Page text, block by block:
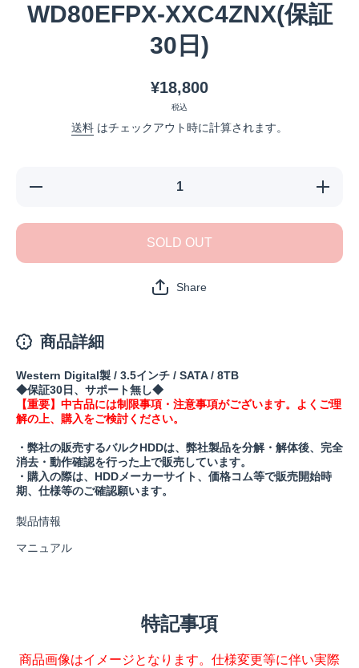
WD80EFPX-XXC4ZNX(保証
30日)
¥18,800
税込
送料 はチェックアウト時に計算されます。
【中古・検
XXC4ZNX(保
【中古
量を増
SOLD OUT
Share
商品詳細
Western Digital製 / 3.5インチ / SATA / 8TB
◆保証30日、サポート無し◆
【重要】中古品には制限事項・注意事項がございます。よくご理
解の上、購入をご検討ください。
・弊社の販売するバルクHDDは、弊社製品を分解・解体後、完全
消去・動作確認を行った上で販売しています。
・購入の際は、HDDメーカーサイト、価格コム等で販売開始時
期、仕様等のご確認願います。
製品情報
マニュアル
特記事項
商品画像はイメージとなります。仕様変更等に伴い実際